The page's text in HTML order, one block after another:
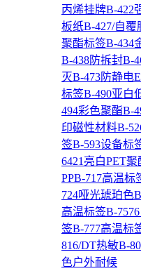
丙烯挂牌B-422
板纸B-427/自覆
聚酯标签B-434
B-438防拆封B-
灭B-473防静电
标签B-490亚白
494彩色聚酯B-
印磁性材料B-
签B-593设备标
6421亮白PET聚
PPB-717高温标
724哑光琥珀色
高温标签B-
签B-777高温标
816/DT热敏B-
色户外耐候